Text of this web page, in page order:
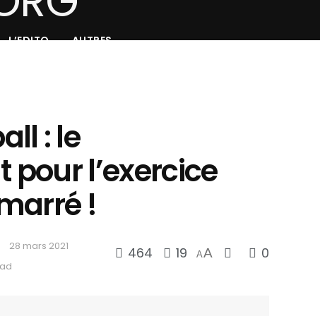
L’EDITO AUTRES
: le
l’exercice
!
28 mars 2021
464 19 AA 0